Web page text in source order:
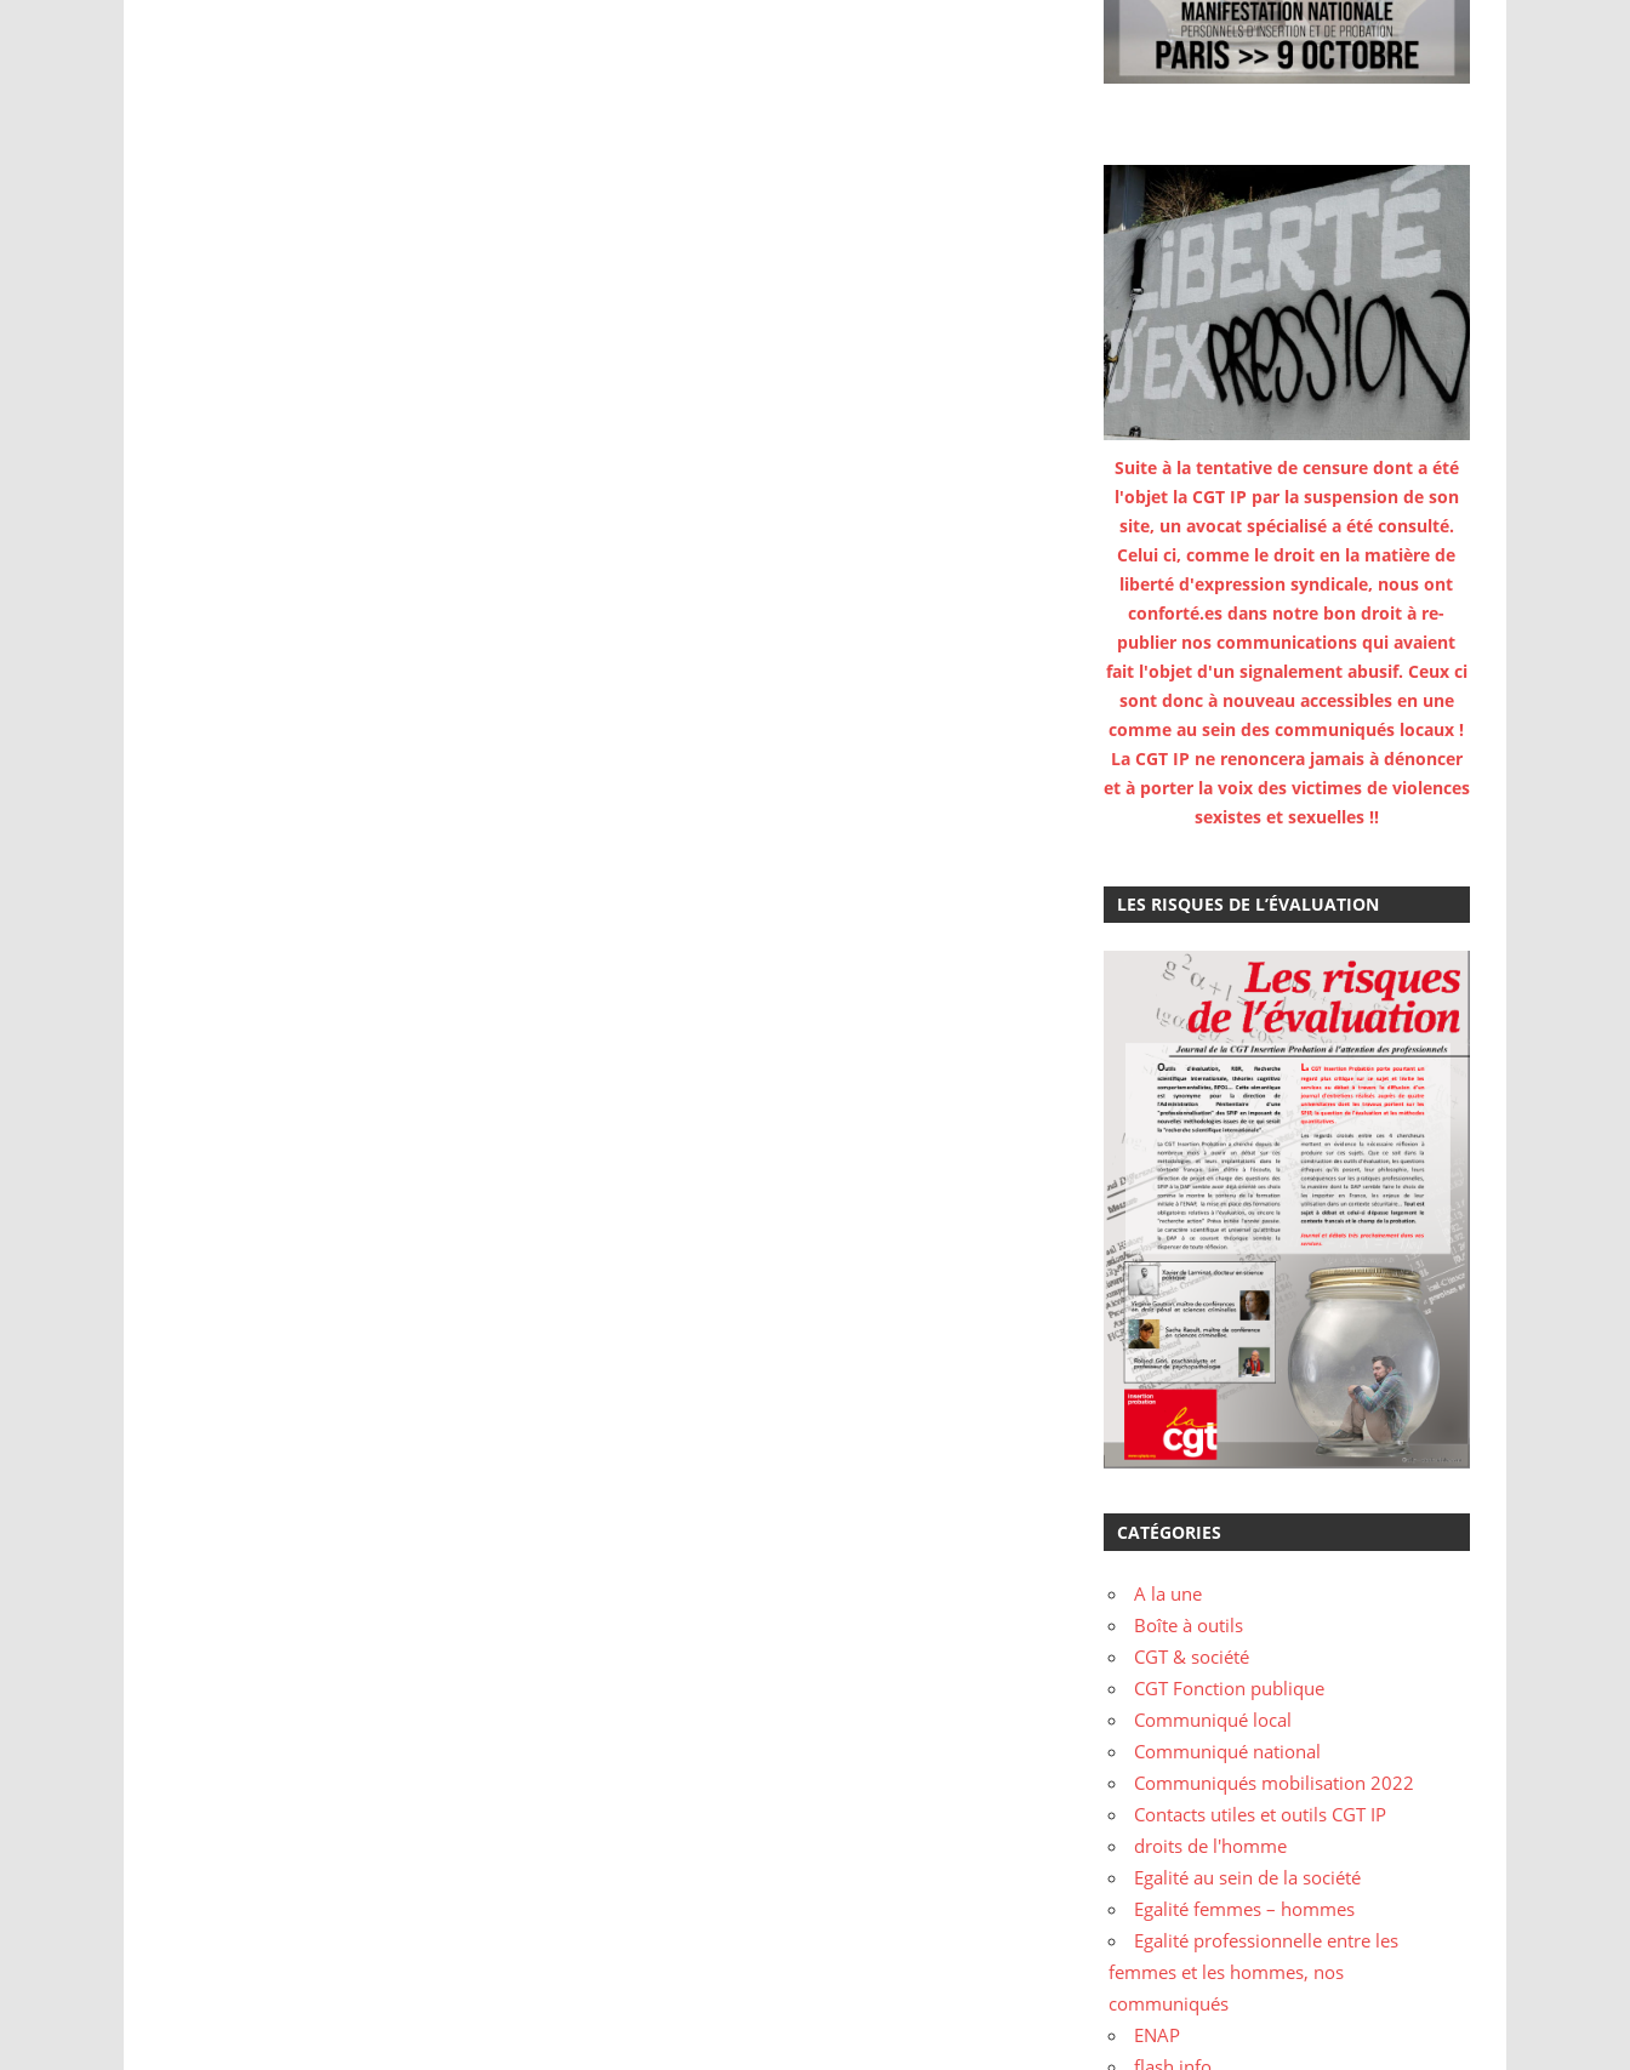
Suite à la tentative de censure dont a été
l'objet la CGT IP par la suspension de son
site, un avocat spécialisé a été consulté.
Celui ci, comme le droit en la matière de
liberté d'expression syndicale, nous ont
conforté.es dans notre bon droit à re-
publier nos communications qui avaient
fait l'objet d'un signalement abusif. Ceux ci
sont donc à nouveau accessibles en une
comme au sein des communiqués locaux !
La CGT IP ne renoncera jamais à dénoncer
et à porter la voix des victimes de violences
sexistes et sexuelles !!
LES RISQUES DE L’ÉVALUATION
CATÉGORIES
A la une
Boîte à outils
CGT & société
CGT Fonction publique
Communiqué local
Communiqué national
Communiqués mobilisation 2022
Contacts utiles et outils CGT IP
droits de l'homme
Egalité au sein de la société
Egalité femmes – hommes
Egalité professionnelle entre les
femmes et les hommes, nos
communiqués
ENAP